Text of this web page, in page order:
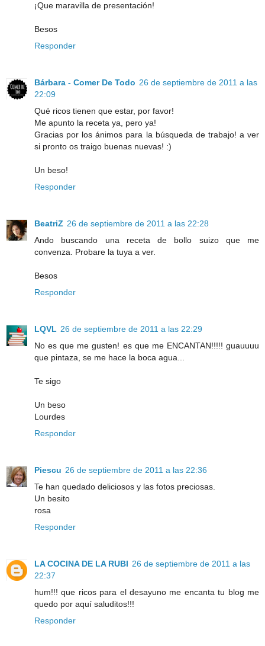
¡Que maravilla de presentación!
Besos
Responder
Bárbara - Comer De Todo 26 de septiembre de 2011 a las
22:09
Qué ricos tienen que estar, por favor!
Me apunto la receta ya, pero ya!
Gracias por los ánimos para la búsqueda de trabajo! a ver
si pronto os traigo buenas nuevas! :)
Un beso!
Responder
BeatriZ 26 de septiembre de 2011 a las 22:28
Ando buscando una receta de bollo suizo que me
convenza. Probare la tuya a ver.
Besos
Responder
LQVL 26 de septiembre de 2011 a las 22:29
No es que me gusten! es que me ENCANTAN!!!!! guauuuu
que pintaza, se me hace la boca agua...
Te sigo
Un beso
Lourdes
Responder
Piescu 26 de septiembre de 2011 a las 22:36
Te han quedado deliciosos y las fotos preciosas.
Un besito
rosa
Responder
LA COCINA DE LA RUBI 26 de septiembre de 2011 a las
22:37
hum!!! que ricos para el desayuno me encanta tu blog me
quedo por aquí saluditos!!!
Responder